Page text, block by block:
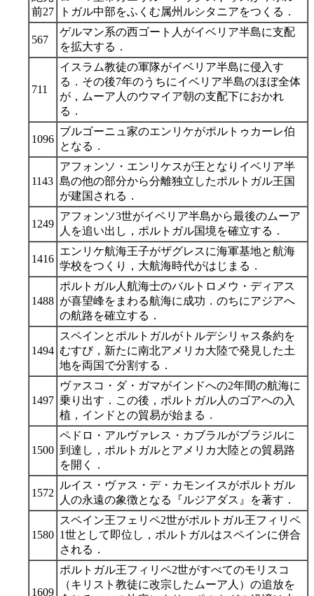
前27
トガル中部をふくむ属州ルシタニアをつくる．
567
ゲルマン系の西ゴート人がイベリア半島に支配
を拡大する．
711
イスラム教徒の軍隊がイベリア半島に侵入す
る．その後7年のうちにイベリア半島のほぼ全体
が，ムーア人のウマイア朝の支配下におかれ
る．
1096
ブルゴーニュ家のエンリケがポルトゥカーレ伯
となる．
1143
アフォンソ・エンリケスが王となりイベリア半
島の他の部分から分離独立したポルトガル王国
が建国される．
1249
アフォンソ3世がイベリア半島から最後のムーア
人を追い出し，ポルトガル国境を確立する．
1416
エンリケ航海王子がザグレスに海軍基地と航海
学校をつくり，大航海時代がはじまる．
1488
ポルトガル人航海士のバルトロメウ・ディアス
が喜望峰をまわる航海に成功．のちにアジアへ
の航路を確立する．
1494
スペインとポルトガルがトルデシリャス条約を
むすび，新たに南北アメリカ大陸で発見した土
地を両国で分割する．
1497
ヴァスコ・ダ・ガマがインドへの2年間の航海に
乗り出す．この後，ポルトガル人のゴアへの入
植，インドとの貿易が始まる．
1500
ペドロ・アルヴァレス・カブラルがブラジルに
到達し，ポルトガルとアメリカ大陸との貿易路
を開く．
1572
ルイス・ヴァス・デ・カモンイスがポルトガル
人の永遠の象徴となる『ルジアダス』を著す．
1580
スペイン王フェリペ2世がポルトガル王フィリペ
1世として即位し，ポルトガルはスペインに併合
される．
1609
ポルトガル王フィリペ2世がすべてのモリスコ
（キリスト教徒に改宗したムーア人）の追放を